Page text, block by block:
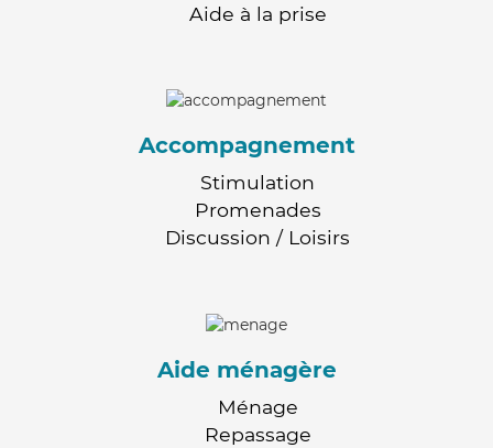
Aide à la prise
Accompagnement
Stimulation
Promenades
Discussion / Loisirs
Aide ménagère
Ménage
Repassage